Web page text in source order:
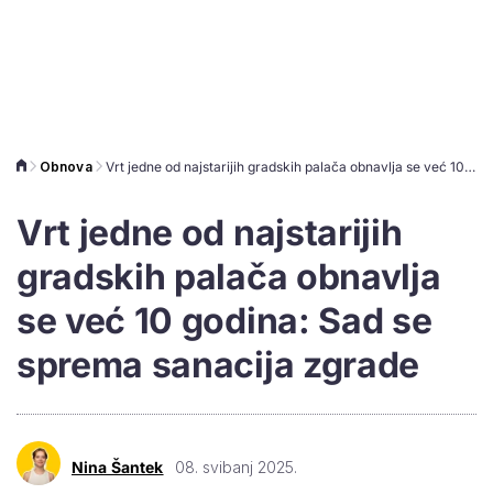
Obnova Vrt jedne od najstarijih gradskih palača obnavlja se već 10 godina: Sad se sprema sanacija zgrade
Vrt jedne od najstarijih
gradskih palača obnavlja
se već 10 godina: Sad se
sprema sanacija zgrade
Nina Šantek 08. svibanj 2025.